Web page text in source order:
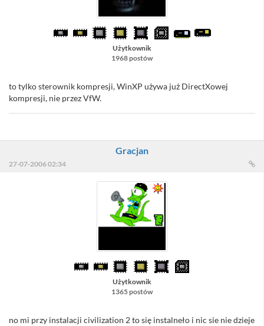
Użytkownik
1968 postów
to tylko sterownik kompresji, WinXP używa już DirectXowej
kompresji, nie przez VfW.
Gracjan
27-07-2006 02:34
Użytkownik
1365 postów
no mi przy instalacji civilization 2 to się instalneło i nic sie nie dzieje